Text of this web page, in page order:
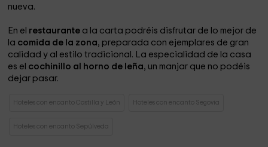
nueva.
En el restaurante a la carta podréis disfrutar de lo mejor de
la comida de la zona, preparada con ejemplares de gran
calidad y al estilo tradicional. La especialidad de la casa
es el cochinillo al horno de leña, un manjar que no podéis
dejar pasar.
Hoteles con encanto Castilla y León Hoteles con encanto Segovia
Hoteles con encanto Sepúlveda